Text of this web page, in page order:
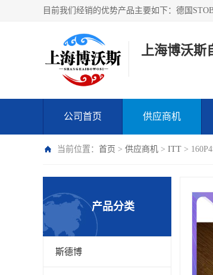
上海博沃斯
公司首页 供应商机
当前位置： 首页 > 供应商机 > ITT >
产品分类
斯德博